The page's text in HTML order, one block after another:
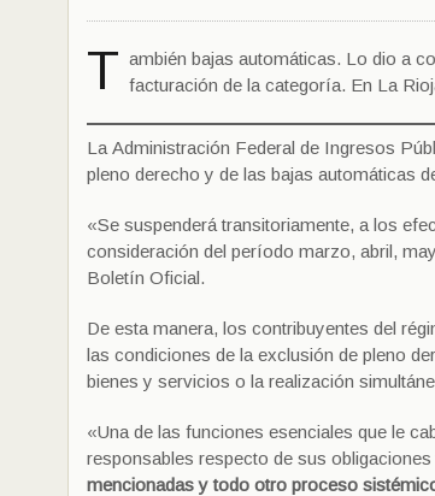
T ambién bajas automáticas. Lo dio a
facturación de la categoría. En La
La Administración Federal de Ingresos
pleno derecho y de las bajas automáticas
«Se suspenderá transitoriamente, a los
consideración del período marzo, abril,
Boletín Oficial.
De esta manera, los contribuyentes del
las condiciones de la exclusión de pleno
bienes y servicios o la realización
«Una de las funciones esenciales que le
responsables respecto de sus
mencionadas y todo otro proceso